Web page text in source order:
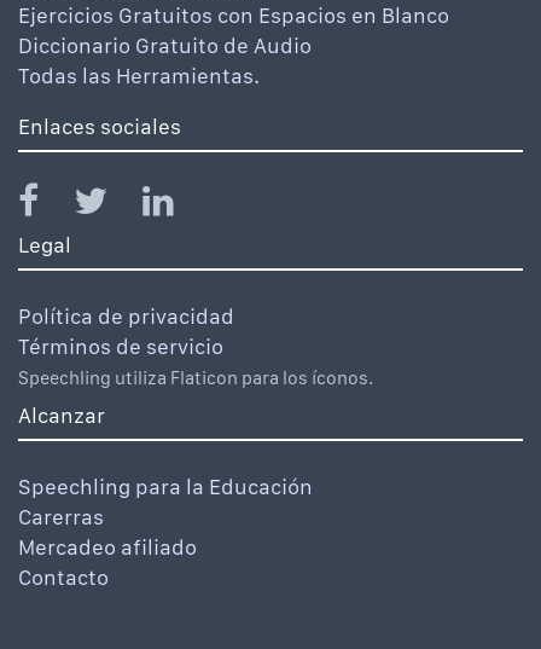
Ejercicios Gratuitos con Espacios en Blanco
Diccionario Gratuito de Audio
Todas las Herramientas.
Enlaces sociales
Legal
Política de privacidad
Términos de servicio
Speechling utiliza Flaticon para los íconos.
Alcanzar
Speechling para la Educación
Carerras
Mercadeo afiliado
Contacto